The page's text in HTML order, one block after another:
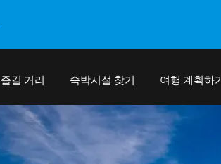
즐길 거리 숙박시설 찾기 여행 계획하기